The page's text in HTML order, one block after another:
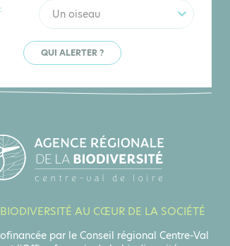
Un oiseau
QUI ALERTER ?
AU CŒUR DE LA SOCIÉTÉ
par le Conseil régional Centre-Val